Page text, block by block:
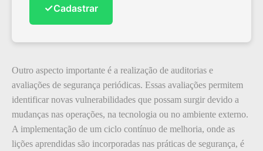
✓Cadastrar
Outro aspecto importante é a realização de auditorias e
avaliações de segurança periódicas. Essas avaliações permitem
identificar novas vulnerabilidades que possam surgir devido a
mudanças nas operações, na tecnologia ou no ambiente externo.
A implementação de um ciclo contínuo de melhoria, onde as
lições aprendidas são incorporadas nas práticas de segurança, é